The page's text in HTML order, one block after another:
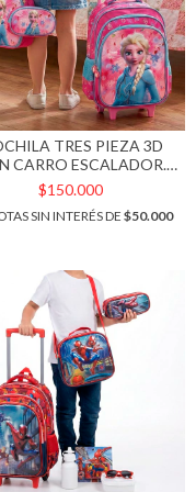
TRES PIEZA 3D
CARRO ESCALADOR.
ART M63-5
$150.000
SIN INTERÉS DE $50.000